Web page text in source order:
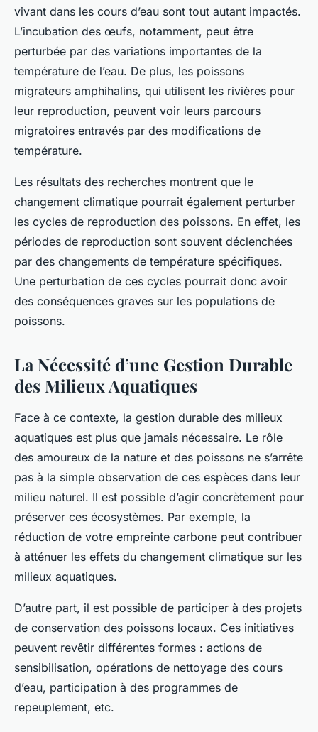
vivant dans les cours d’eau sont tout autant impactés.
L’incubation des œufs, notamment, peut être
perturbée par des variations importantes de la
température de l’eau. De plus, les poissons
migrateurs amphihalins, qui utilisent les rivières pour
leur reproduction, peuvent voir leurs parcours
migratoires entravés par des modifications de
température.
Les résultats des recherches montrent que le
changement climatique pourrait également perturber
les cycles de reproduction des poissons. En effet, les
périodes de reproduction sont souvent déclenchées
par des changements de température spécifiques.
Une perturbation de ces cycles pourrait donc avoir
des conséquences graves sur les populations de
poissons.
La Nécessité d’une Gestion Durable
des Milieux Aquatiques
Face à ce contexte, la gestion durable des milieux
aquatiques est plus que jamais nécessaire. Le rôle
des amoureux de la nature et des poissons ne s’arrête
pas à la simple observation de ces espèces dans leur
milieu naturel. Il est possible d’agir concrètement pour
préserver ces écosystèmes. Par exemple, la
réduction de votre empreinte carbone peut contribuer
à atténuer les effets du changement climatique sur les
milieux aquatiques.
D’autre part, il est possible de participer à des projets
de conservation des poissons locaux. Ces initiatives
peuvent revêtir différentes formes : actions de
sensibilisation, opérations de nettoyage des cours
d’eau, participation à des programmes de
repeuplement, etc.